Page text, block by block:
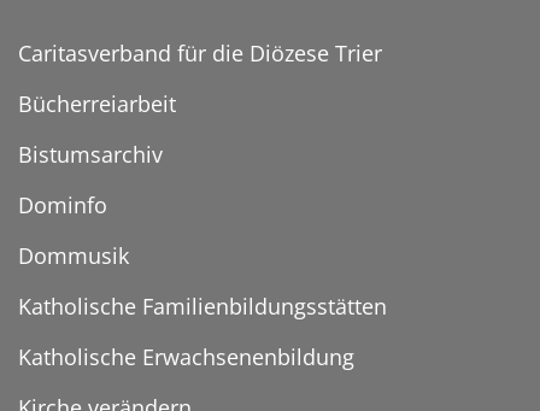
Caritasverband für die Diözese Trier
Bücherreiarbeit
Bistumsarchiv
Dominfo
Dommusik
Katholische Familienbildungsstätten
Katholische Erwachsenenbildung